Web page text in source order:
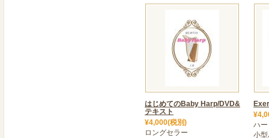
コロナ禍で入手しにくい
ございます。お手元まで
すぐにご利用いただけま
「お問合せ」フォームよ
2022年08月11日
今さら聞けない・・、譜
音楽についてのお悩みを
座を多数ご用意していま
はじめてのBaby Harp/DVD&
テキスト
¥4,000(税別)
ロングセラー
ハ
小